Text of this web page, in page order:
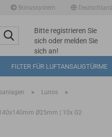
Bonussystem Deutschland
Suche...Bitte registrieren Sie
sich oder melden Sie
sich an!
Mögliche
Bonuspunkte im
FILTER FÜR LUFTANSAUGTÜRME
» Lunos »
Ø25mm | 10x G2